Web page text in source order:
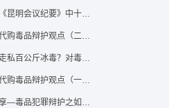
福州毒品律师推荐阅读：《昆明会议纪要》中十个“意想不到”的规定
福州毒品辩护律师分享—代购毒品辩护观点（二）——“牟利”之辩
福州毒品辩护律师分享—走私百公斤冰毒？对毒品缺失型走私毒品罪案件，该如何有效辩护
福州毒品辩护律师分享—代购毒品辩护观点（一）——“真假”之辩
福州毒品犯罪辩护律师分享—毒品犯罪辩护之如何提炼言辞证据